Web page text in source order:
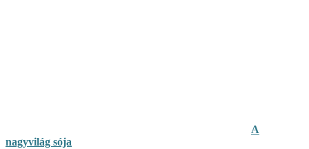
A
nagyvilág sója